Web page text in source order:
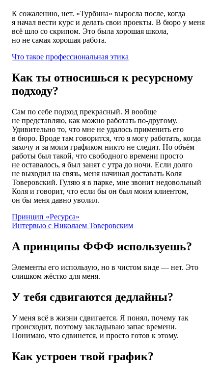
К сожалению, нет. «Турбина» выросла после, когда
я начал вести курс и делать свои проекты. В бюро у меня
всё шло со скрипом. Это была хорошая школа,
но не самая хорошая работа.
Что такое профессиональная этика
Как ты относишься к ресурсному
подходу?
Сам по себе подход прекрасный. Я вообще
не представляю, как можно работать по-другому.
Удивительно то, что мне не удалось применить его
в бюро. Вроде там говорится, что я могу работать, когда
захочу и за моим графиком никто не следит. Но объём
работы был такой, что свободного времени просто
не оставалось, я был занят с утра до ночи. Если долго
не выходил на связь, меня начинал доставать Коля
Товеровский. Гуляю я в парке, мне звонит недовольный
Коля и говорит, что если бы он был моим клиентом,
он бы меня давно уволил.
Принцип «Ресурса»
Интервью с Николаем Товеровским
А принципы ФФФ используешь?
Элементы его использую, но в чистом виде — нет. Это
слишком жёстко для меня.
У тебя сдвигаются дедлайны?
У меня всё в жизни сдвигается. Я понял, почему так
происходит, поэтому закладываю запас времени.
Понимаю, что сдвинется, и просто готов к этому.
Как устроен твой график?